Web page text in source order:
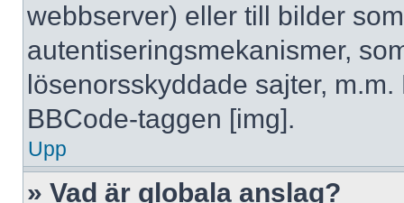
webbserver) eller till bilder
autentiseringsmekanismer,
lösenorsskyddade sajter,
BBCode-taggen [img].
Upp
» Vad är globala anslag?